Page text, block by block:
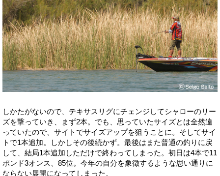
しかたがないので、テキサスリグにチェンジしてシャローのリー
ズを撃っていき、まず2本。でも、思っていたサイズとは全然違
っていたので、サイトでサイズアップを狙うことに。そしてサイ
トで1本追加。しかしその後続かず。最後はまた普通の釣りに戻
して、結局1本追加しただけで終わってしまった。初日は4本で11
ポンド3オンス、85位。今年の自分を象徴するような思い通りに
ならない展開になってしまった。